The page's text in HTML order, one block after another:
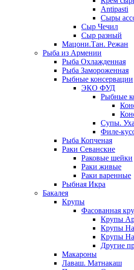
Antipasti
Сыры
Сыр Чечил
Сыр разный
Мацони.Тан. Режан
Рыба из Армении
Рыба Охлажденная
Рыба Замороженная
Рыбные консервации
ЭКО ФУД
Рыбные
Супы.
Филе-
Рыба Копченая
Раки Севанские
Раковые шейки
Раки живые
Раки варенные
Рыбная Икра
Бакалея
Крупы
Фасованная
Крупы
Крупы
Крупы
Другие
Макароны
Лаваш. Матнакаш